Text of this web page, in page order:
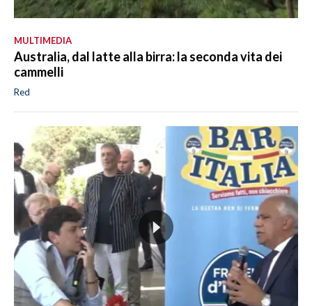
MULTIMEDIA
Australia, dal latte alla birra: la seconda vita dei
cammelli
Red